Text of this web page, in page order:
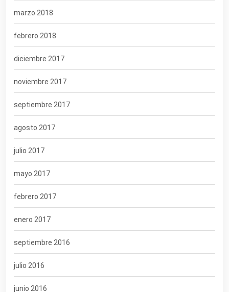
marzo 2018
febrero 2018
diciembre 2017
noviembre 2017
septiembre 2017
agosto 2017
julio 2017
mayo 2017
febrero 2017
enero 2017
septiembre 2016
julio 2016
junio 2016